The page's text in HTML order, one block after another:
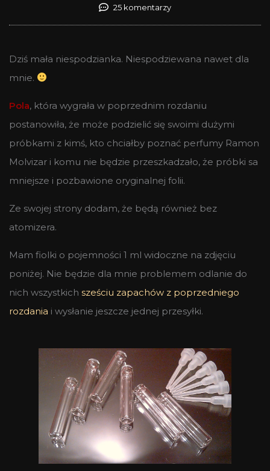
25 komentarzy
Dziś mała niespodzianka. Niespodziewana nawet dla
mnie.
Pola, która wygrała w poprzednim rozdaniu
postanowiła, że może podzielić się swoimi dużymi
próbkami z kimś, kto chciałby poznać perfumy Ramon
Molvizar i komu nie będzie przeszkadzało, że próbki sa
mniejsze i pozbawione oryginalnej folii.
Ze swojej strony dodam, że będą również bez
atomizera.
Mam fiolki o pojemności 1 ml widoczne na zdjęciu
poniżej. Nie będzie dla mnie problemem odlanie do
nich wszystkich sześciu zapachów z poprzedniego
rozdania i wysłanie jeszcze jednej przesyłki.